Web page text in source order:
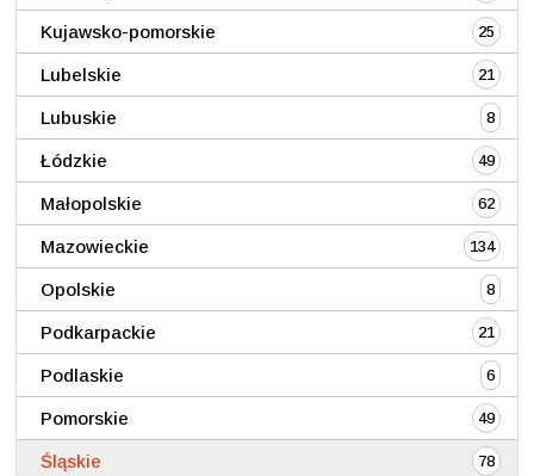
Kujawsko-pomorskie 25
Lubelskie 21
Lubuskie 8
Łódzkie 49
Małopolskie 62
Mazowieckie 134
Opolskie 8
Podkarpackie 21
Podlaskie 6
Pomorskie 49
Śląskie 78